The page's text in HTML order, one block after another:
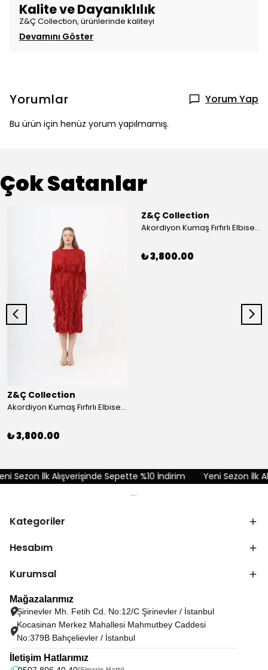
Kalite ve Dayanıklılık
Z&Ç Collection, ürünlerinde kaliteyi
Devamını Göster
Yorumlar Yorum Yap
Bu ürün için henüz yorum yapılmamış.
Çok Satanlar
Z&Ç Collection
Akordiyon Kumaş Fırfırlı Elbise - Kırmızı
₺ 3,800.00
Z&Ç Collection
Akordiyon Kumaş Fırfırlı Elbise - Mavi
₺ 3,800.00
Sezon İlk Alışverişinde Sepette %10 İndirim Yeni Sezon İlk
Kategoriler
Hesabım
Kurumsal
Mağazalarımız
Şirinevler Mh. Fetih Cd. No:12/C Şirinevler / İstanbul
Kocasinan Merkez Mahallesi Mahmutbey Caddesi
No:379B Bahçelievler / İstanbul
İletişim Hatlarımız